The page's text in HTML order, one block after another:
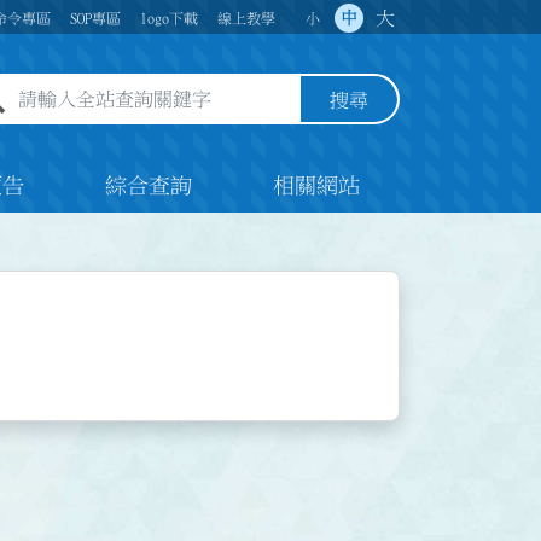
令專區 SOP專區 logo下載 線上教學 小 中 大
全站查詢關鍵字欄位 搜尋
綜合查詢 相關網站